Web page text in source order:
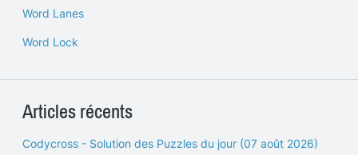
Word Lanes
Word Lock
Articles récents
Codycross - Solution des Puzzles du jour (07 août 2026)